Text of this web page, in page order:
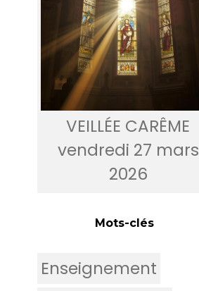
VEILLÉE CARÊME
vendredi 27 mars
2026
Mots-clés
Enseignement